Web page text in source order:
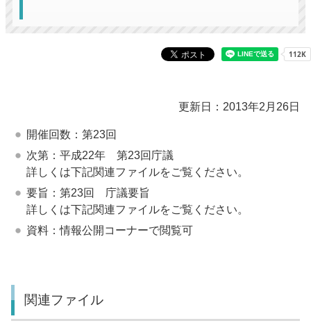
更新日：2013年2月26日
開催回数：第23回
次第：平成22年 第23回庁議
詳しくは下記関連ファイルをご覧ください。
要旨：第23回 庁議要旨
詳しくは下記関連ファイルをご覧ください。
資料：情報公開コーナーで閲覧可
関連ファイル